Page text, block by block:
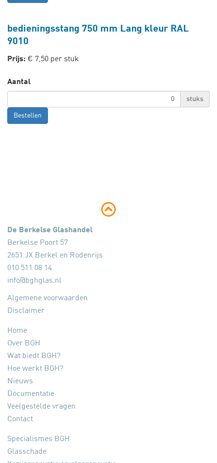
bedieningsstang 750 mm Lang kleur RAL
9010
Prijs: € 7,50 per stuk
Aantal
stuks
Bestellen
De Berkelse Glashandel
Berkelse Poort 57
2651 JX Berkel en Rodenrijs
010 511 08 14
info@bghglas.nl
Algemene voorwaarden
Disclaimer
Home
Over BGH
Wat biedt BGH?
Hoe werkt BGH?
Nieuws
Documentatie
Veelgestelde vragen
Contact
Specialismes BGH
Glasschade